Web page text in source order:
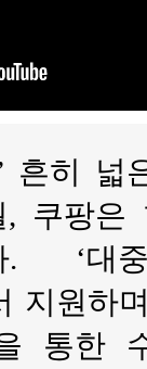
흔히 넓
쿠팡은
. ‘대
지원하
통한